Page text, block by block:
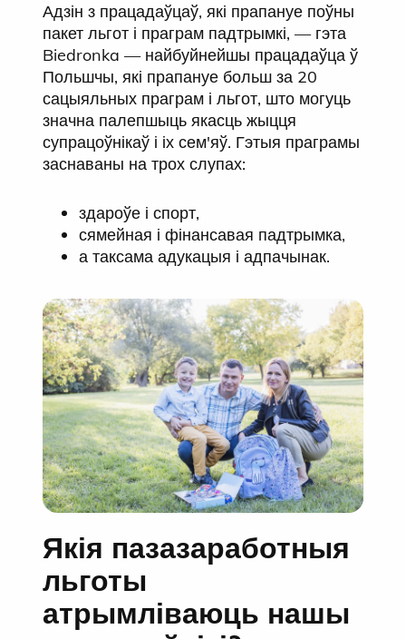
Адзін з працадаўцаў, які прапануе поўны
пакет льгот і праграм падтрымкі, — гэта
Biedronka — найбуйнейшы працадаўца ў
Польшчы, які прапануе больш за 20
сацыяльных праграм і льгот, што могуць
значна палепшыць якасць жыцця
супрацоўнікаў і іх сем'яў. Гэтыя праграмы
заснаваны на трох слупах:
здароўе і спорт,
сямейная і фінансавая падтрымка,
а таксама адукацыя і адпачынак.
Якія пазазаработныя
льготы
атрымліваюць нашы